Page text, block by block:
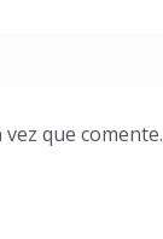
que comente.